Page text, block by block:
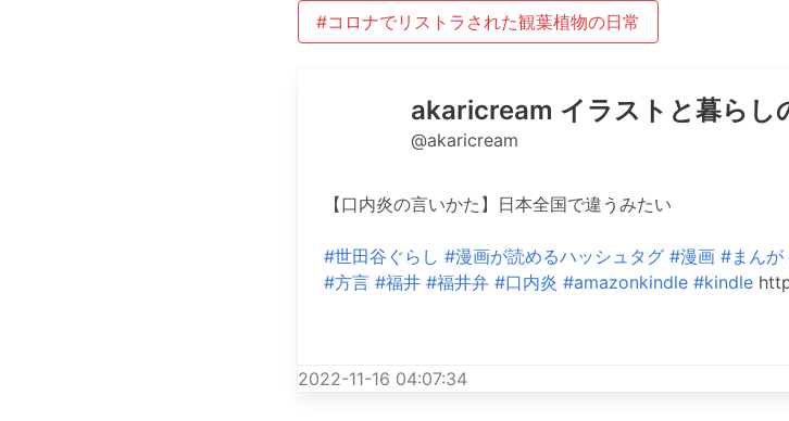
#コロナでリストラされた観葉植物の日常
akaricream イラストと暮らし
@akaricream
【口内炎の言いかた】日本全国で違うみたい
#世田谷ぐらし #漫画が読めるハッシュタグ #漫画 #まんが
#方言 #福井 #福井弁 #口内炎 #amazonkindle #kindle
2022-11-16 04:07:34